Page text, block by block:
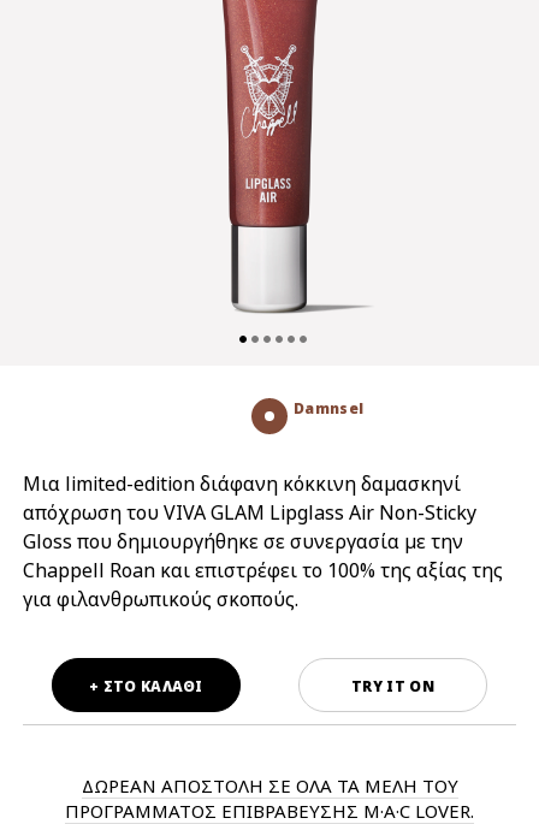
Μια limited-edition διάφανη κόκκινη δαμασκηνί
απόχρωση του VIVA GLAM Lipglass Air Non-Sticky
Gloss που δημιουργήθηκε σε συνεργασία με την
Chappell Roan και επιστρέφει το 100% της αξίας της
για φιλανθρωπικούς σκοπούς.
Damnsel
TRY IT ON
+ ΣΤΟ ΚΑΛΑΘΙ
ΔΩΡΕΑΝ ΑΠΟΣΤΟΛΗ ΣΕ ΟΛΑ ΤΑ ΜΕΛΗ ΤΟΥ
ΠΡΟΓΡΑΜΜΑΤΟΣ ΕΠΙΒΡΑΒΕΥΣΗΣ M·A·C LOVER.